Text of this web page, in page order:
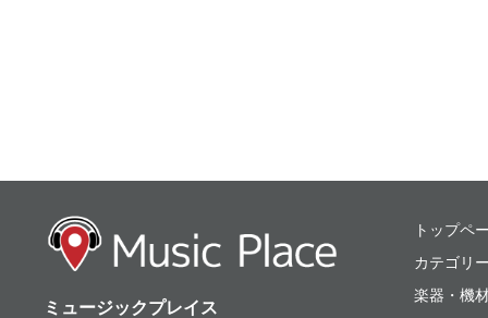
ミュージックプレ
ミュージックプレイス
トップペ
カテゴリ
楽器・機